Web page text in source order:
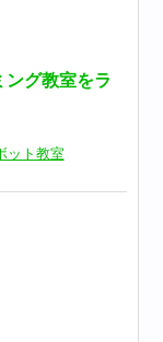
ング教室をラ
ット教室